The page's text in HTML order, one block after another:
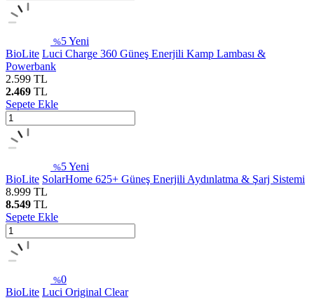
%5Yeni
BioLite Luci Charge 360 Güneş Enerjili Kamp Lambası &
Powerbank
2.599 TL
2.469 TL
Sepete Ekle
%5Yeni
BioLite SolarHome 625+ Güneş Enerjili Aydınlatma & Şarj Sistemi
8.999 TL
8.549 TL
Sepete Ekle
%0
BioLite Luci Original Clear